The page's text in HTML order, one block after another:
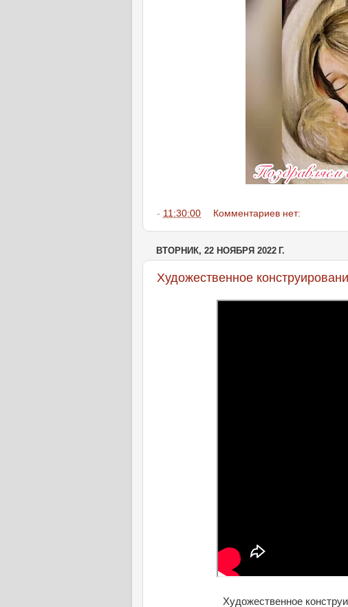
- 11:30:00 Комментариев нет:
ВТОРНИК, 22 НОЯБРЯ 2022 Г.
Художественное
Художественное